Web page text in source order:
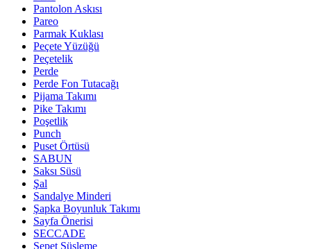
Pantolon Askısı
Pareo
Parmak Kuklası
Peçete Yüzüğü
Peçetelik
Perde
Perde Fon Tutacağı
Pijama Takımı
Pike Takımı
Poşetlik
Punch
Puset Örtüsü
SABUN
Saksı Süsü
Şal
Sandalye Minderi
Şapka Boyunluk Takımı
Sayfa Önerisi
SECCADE
Sepet Süsleme